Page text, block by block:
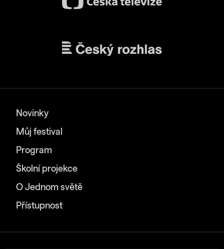
Novinky
Můj festival
Program
Školní projekce
O Jednom světě
Přístupnost